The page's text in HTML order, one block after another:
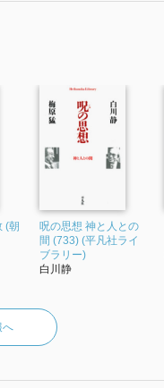
(朝
呪の思想 神と人との
間 (733) (平凡社ライ
ブラリー)
白川静
へ